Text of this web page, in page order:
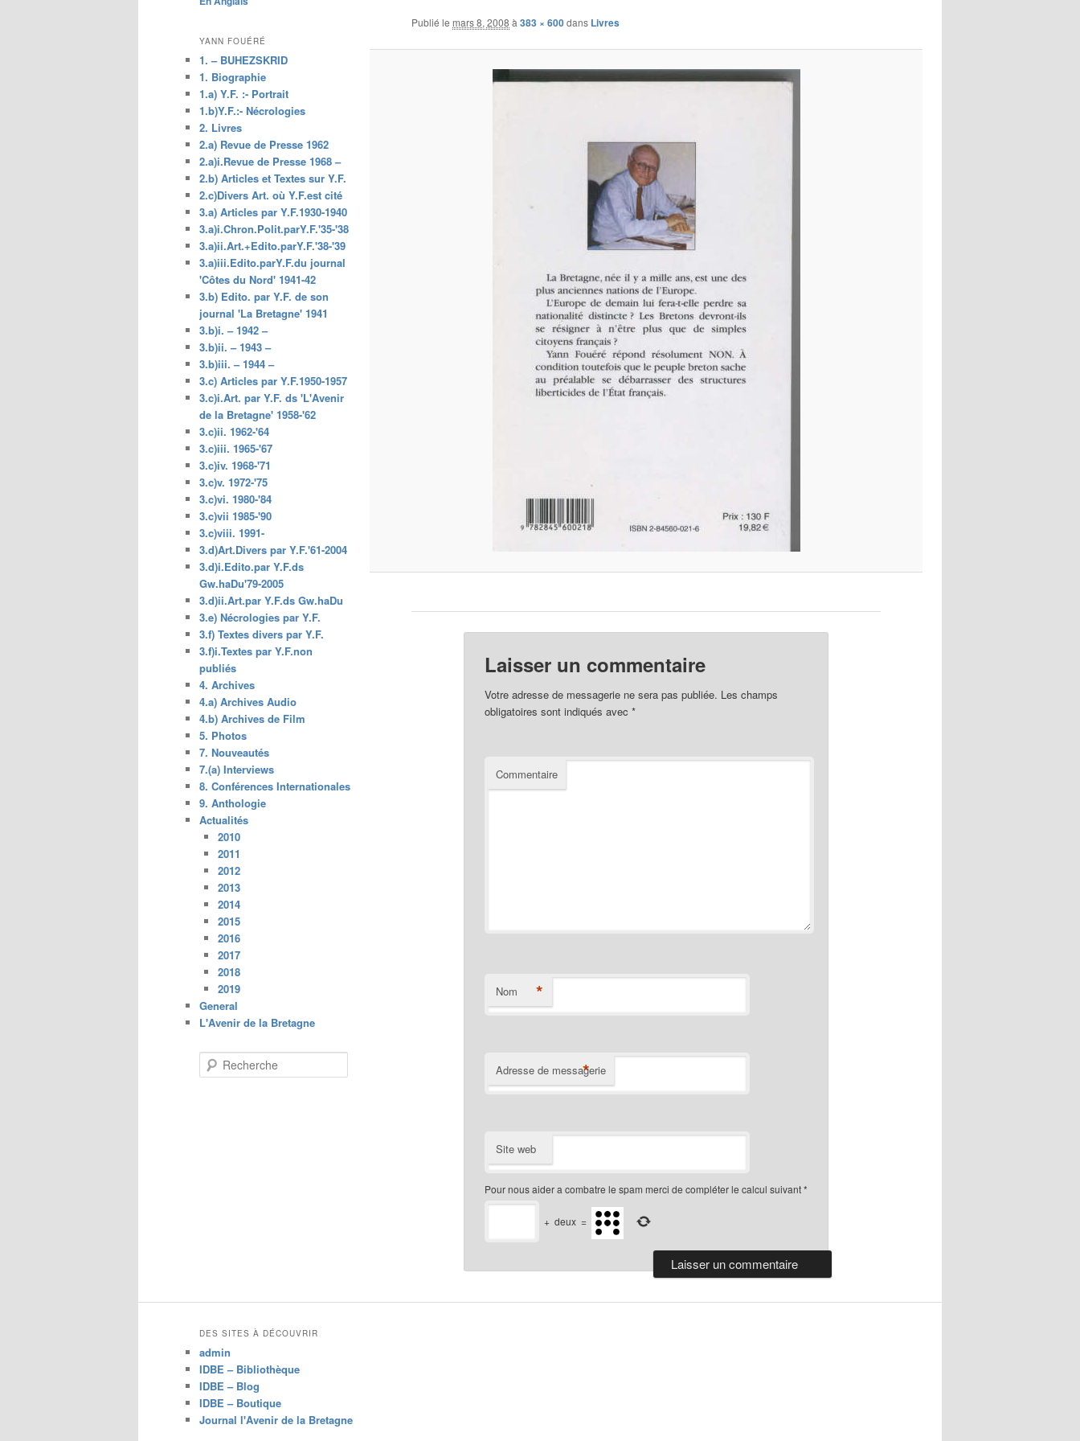
principal
Publié le mars 8, 2008 à 383 × 600dans Livres
Laisser un commentaire
Votre adresse de messagerie ne sera pas publiée. Les champs
obligatoires sont indiqués avec *
Commentaire
Nom *
Adresse de messagerie
*
Site web
Pour nous aider a combatre le spam merci de compléter le calcul suivant*
+ deux =
YANN FOUÉRÉ
1. – BUHEZSKRID
1. Biographie
1.a) Y.F. :- Portrait
1.b)Y.F.:- Nécrologies
2. Livres
2.a) Revue de Presse 1962
2.a)i.Revue de Presse 1968 –
2.b) Articles et Textes sur Y.F.
2.c)Divers Art. où Y.F.est cité
3.a) Articles par Y.F.1930-1940
3.a)i.Chron.Polit.parY.F.'35-'38
3.a)ii.Art.+Edito.parY.F.'38-'39
3.a)iii.Edito.parY.F.du journal
'Côtes du Nord' 1941-42
3.b) Edito. par Y.F. de son
journal 'La Bretagne' 1941
3.b)i. – 1942 –
3.b)ii. – 1943 –
3.b)iii. – 1944 –
3.c) Articles par Y.F.1950-1957
3.c)i.Art. par Y.F. ds 'L'Avenir
de la Bretagne' 1958-'62
3.c)ii. 1962-'64
3.c)iii. 1965-'67
3.c)iv. 1968-'71
3.c)v. 1972-'75
3.c)vi. 1980-'84
3.c)vii 1985-'90
3.c)viii. 1991-
3.d)Art.Divers par Y.F.'61-2004
3.d)i.Edito.par Y.F.ds
Gw.haDu'79-2005
3.d)ii.Art.par Y.F.ds Gw.haDu
3.e) Nécrologies par Y.F.
3.f) Textes divers par Y.F.
3.f)i.Textes par Y.F.non
publiés
4. Archives
4.a) Archives Audio
4.b) Archives de Film
5. Photos
7. Nouveautés
7.(a) Interviews
8. Conférences Internationales
9. Anthologie
Actualités
2010
2011
2012
2013
2014
2015
2016
2017
2018
2019
General
L'Avenir de la Bretagne
e
DES SITES À DÉCOUVRIR
admin
IDBE – Bibliothèque
IDBE – Blog
IDBE – Boutique
Journal l'Avenir de la Bretagne